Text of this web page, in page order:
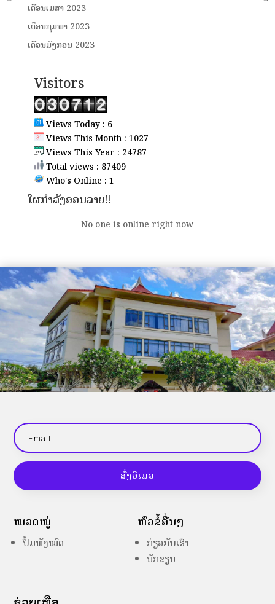
ເດືອນເມສາ 2023
ເດືອນກຸມພາ 2023
ເດືອນມັງກອນ 2023
Visitors
Views Today : 6
Views This Month : 1027
Views This Year : 24787
Total views : 87409
Who's Online : 1
ໃຜກຳລັງອອນລາຍ!!
No one is online right now
ສົ່ງອີເມວ
ໝວດໝູ່
ປຶ້ມທັງໝົດ
ຫົວຂໍ້ອື່ນໆ
ກ່ຽວກັບເຮົາ
ນັກຂຽນ